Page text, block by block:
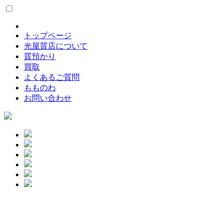
トップページ
光屋質店について
質預かり
買取
よくあるご質問
もものわ
お問い合わせ